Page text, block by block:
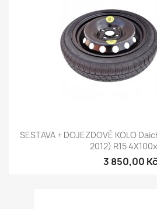
SESTAVA + DOJEZDOVÉ KOLO
2012) R15
3 850,00 Kč